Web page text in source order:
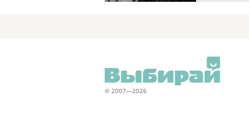
© 2007—2026